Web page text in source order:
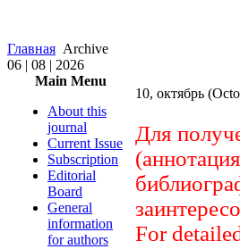
Главная Archive
06 | 08 | 2026
Main Menu
About this
journal
Current Issue
Subscription
Editorial
Board
General
information
for authors
10, октябрь
Для
For